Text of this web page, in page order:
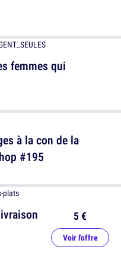
à la con de la
#195
femmes qui
5 €
Voir l'offre